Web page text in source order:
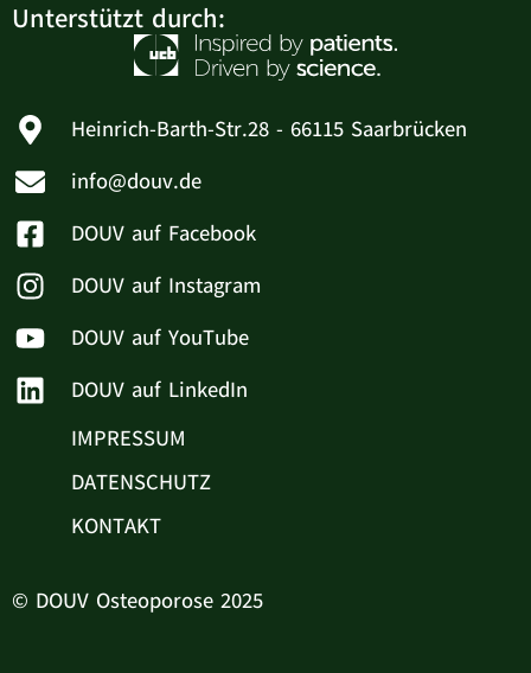
Unterstützt durch:
Heinrich-Barth-Str.28 - 66115 Saarbrücken
info@douv.de
DOUV auf Facebook
DOUV auf Instagram
DOUV auf YouTube
DOUV auf LinkedIn
IMPRESSUM
DATENSCHUTZ
KONTAKT
© DOUV Osteoporose 2025